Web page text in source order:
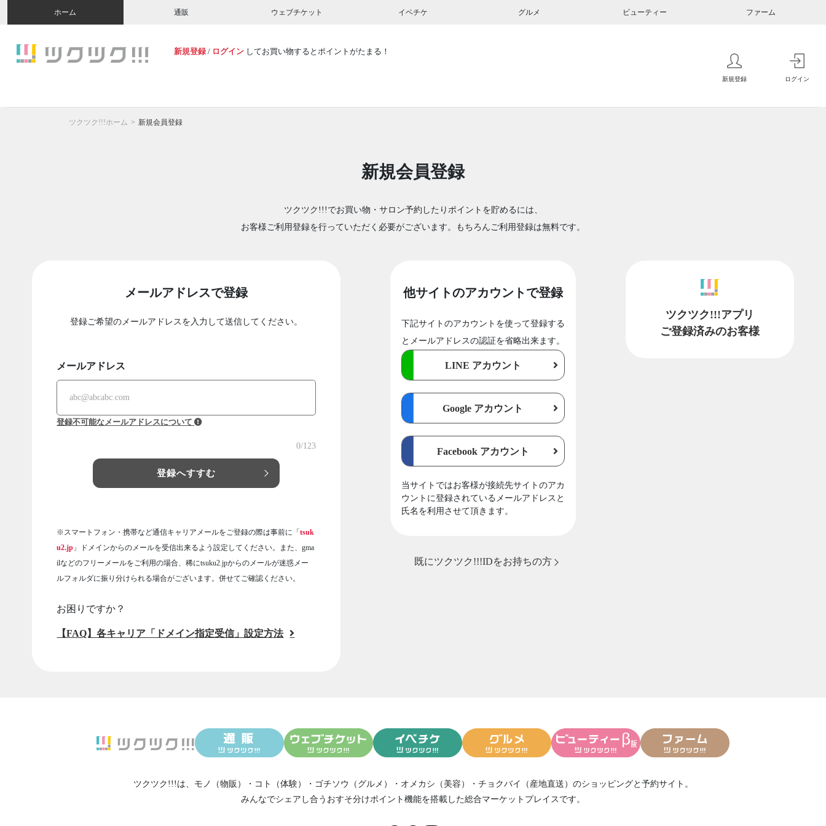
ホーム 通販 ウェブチケット イベチケ グルメ ビューティー ファーム
新規登録 / ログイン してお買い物するとポイントがたまる！
新規登録 ログイン
ツクツク!!!ホーム 新規会員登録
新規会員登録
ツクツク!!!でお買い物・サロン予約したりポイントを貯めるには、
お客様ご利用登録を行っていただく必要がございます。もちろんご利用登録は無料です。
メールアドレスで登録
登録ご希望のメールアドレスを入力して送信してください。
メールアドレス
登録不可能なメールアドレスについて
0/123
登録へすすむ
※スマートフォン・携帯など通信キャリアメールをご登録の際は事前に「tsuk
u2.jp 」ドメインからのメールを受信出来るよう設定してください。また、gma
ilなどのフリーメールをご利用の場合、稀にtsuku2.jpからのメールが迷惑メー
ルフォルダに振り分けられる場合がございます。併せてご確認ください。
お困りですか？
【FAQ】各キャリア「ドメイン指定受信」設定方法
他サイトのアカウントで登録
下記サイトのアカウントを使って登録する
とメールアドレスの認証を省略出来ます。
LINE アカウント
Google アカウント
Facebook アカウント
当サイトではお客様が接続先サイトのアカ
ウントに登録されているメールアドレスと
氏名を利用させて頂きます。
既にツクツク!!!IDをお持ちの方
ツクツク!!!アプリ
ご登録済みのお客様
ツクツク!!!は、 モノ（物販） ・ コト（体験） ・ ゴチソウ（グルメ） ・ オメカシ（美容） ・ チョクバイ（産地直送） のショッピングと予約サイト。
みんなでシェアし合う おすそ分けポイント機能を搭載した総合マーケットプレイスです。